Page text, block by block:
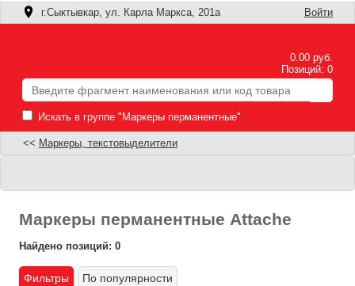
г.Сыктывкар, ул. Карла Маркса, 201а Войти
0.00 руб.
Позиций: 0
Искать в группе "Маркеры перманентные"
<< Маркеры, текстовыделители
Маркеры перманентные Attache
Найдено позиций: 0
Фильтры По популярности